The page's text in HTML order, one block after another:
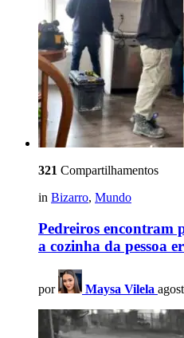
321 Compartilhamentos
in Bizarro, Mundo
Pedreiros encontram
a cozinha da pessoa
por Maysa Vilela